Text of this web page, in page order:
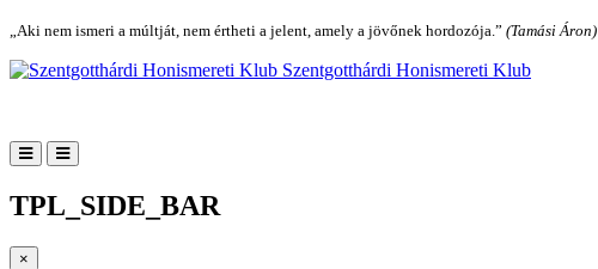
„Aki nem ismeri a múltját, nem értheti a jelent, amely a jövőnek hordozója.” (Tamási Áron)
Szentgotthárdi Honismereti Klub
TPL_SIDE_BAR
×